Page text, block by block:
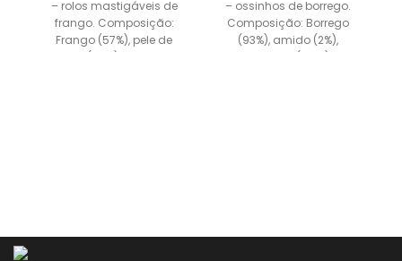
– rolos mastigáveis de
frango. Composição:
Frango (57%), pele de
vaca (40%), glicerina.
– ossinhos de borrego.
Composição: Borrego
(93%), amido (2%),
glicerina (0,5%).